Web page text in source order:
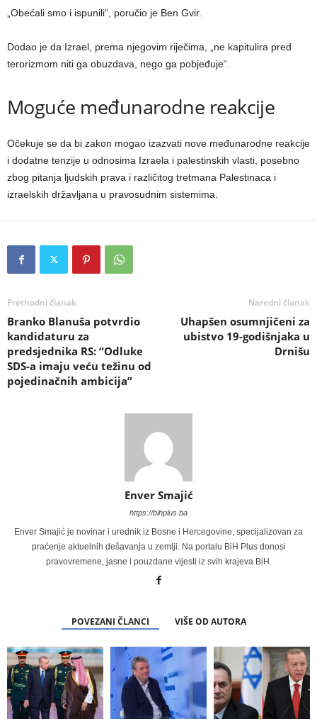
„Obećali smo i ispunili“, poručio je Ben Gvir.
Dodao je da Izrael, prema njegovim riječima, „ne kapitulira pred
terorizmom niti ga obuzdava, nego ga pobjeđuje“.
Moguće međunarodne reakcije
Očekuje se da bi zakon mogao izazvati nove međunarodne reakcije
i dodatne tenzije u odnosima Izraela i palestinskih vlasti, posebno
zbog pitanja ljudskih prava i različitog tretmana Palestinaca i
izraelskih državljana u pravosudnim sistemima.
Prethodni članak
Branko Blanuša potvrdio
kandidaturu za
predsjednika RS: “Odluke
SDS-a imaju veću težinu od
pojedinačnih ambicija”
Naredni članak
Uhapšen osumnjičeni za
ubistvo 19-godišnjaka u
Drnišu
Enver Smajić
https://bihplus.ba
Enver Smajić je novinar i urednik iz Bosne i Hercegovine, specijalizovan za
praćenje aktuelnih dešavanja u zemlji. Na portalu BiH Plus donosi
pravovremene, jasne i pouzdane vijesti iz svih krajeva BiH.
POVEZANI ČLANCI VIŠE OD AUTORA